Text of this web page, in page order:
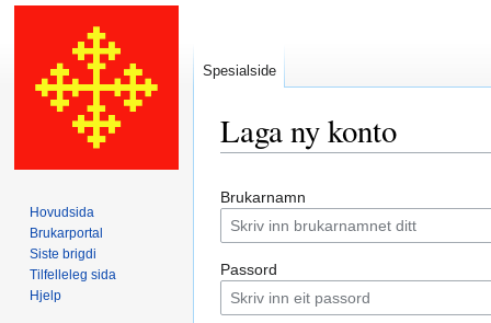
Laga ny konto
til
navigering
til
søk
Brukarnamn
Passord
Spesialside
Hovudsida
Brukarportal
Siste brigdi
Tilfelleleg sida
Hjelp